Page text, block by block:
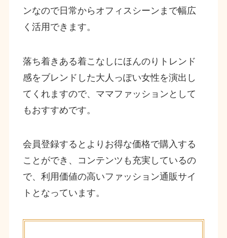
ンなので日常からオフィスシーンまで幅広
く活用できます。
落ち着きある着こなしにほんのりトレンド
感をブレンドした大人っぽい女性を演出し
てくれますので、ママファッションとして
もおすすめです。
会員登録するとよりお得な価格で購入する
ことができ、コンテンツも充実しているの
で、利用価値の高いファッション通販サイ
トとなっています。